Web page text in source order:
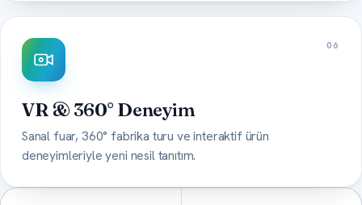
06
VR & 360° Deneyim
Sanal fuar, 360° fabrika turu ve interaktif ürün
deneyimleriyle yeni nesil tanıtım.